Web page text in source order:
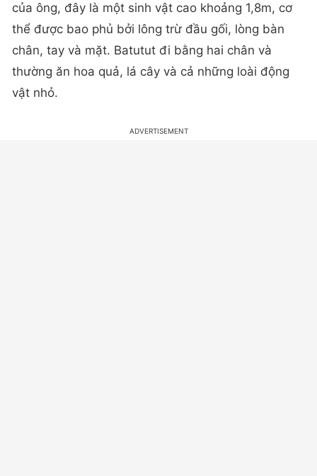
của ông, đây là một sinh vật cao khoảng 1,8m, cơ
thể được bao phủ bởi lông trừ đầu gối, lòng bàn
chân, tay và mặt. Batutut đi bằng hai chân và
thường ăn hoa quả, lá cây và cả những loài động
vật nhỏ.